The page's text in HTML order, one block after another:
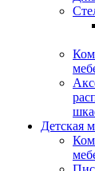
Детская